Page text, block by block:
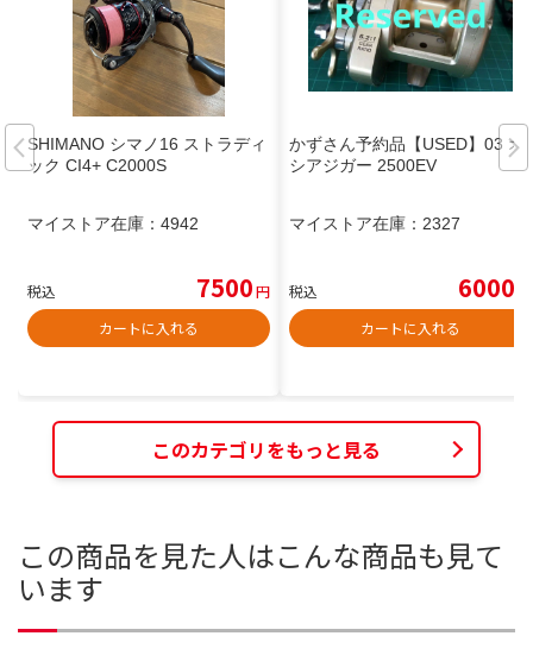
SHIMANO シマノ16 ストラディ
ック CI4+ C2000S
マイストア在庫： 4942
税込 7500円
カートに入れる
かずさん予約品【USED】03 オ
シアジガー 2500EV
マイストア在庫： 2327
税込 6000
カートに入れる
このカテゴリをもっと見る
この商品を見た人はこんな商品も見て
います